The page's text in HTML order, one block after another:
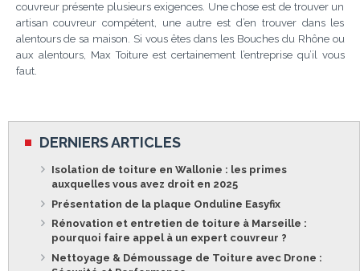
couvreur présente plusieurs exigences. Une chose est de trouver un
artisan couvreur compétent, une autre est d’en trouver dans les
alentours de sa maison. Si vous êtes dans les Bouches du Rhône ou
aux alentours, Max Toiture est certainement l’entreprise qu’il vous
faut.
DERNIERS ARTICLES
Isolation de toiture en Wallonie : les primes
auxquelles vous avez droit en 2025
Présentation de la plaque Onduline Easyfix
Rénovation et entretien de toiture à Marseille :
pourquoi faire appel à un expert couvreur ?
Nettoyage & Démoussage de Toiture avec Drone :